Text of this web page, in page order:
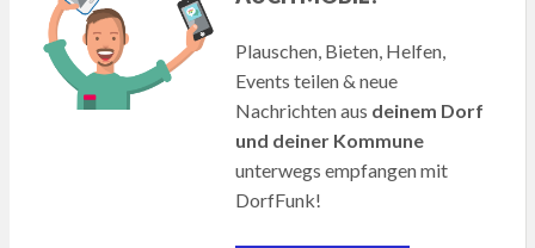
Plauschen, Bieten, Helfen,
Events teilen & neue
Nachrichten aus deinem Dorf
und deiner Kommune
unterwegs empfangen mit
DorfFunk!